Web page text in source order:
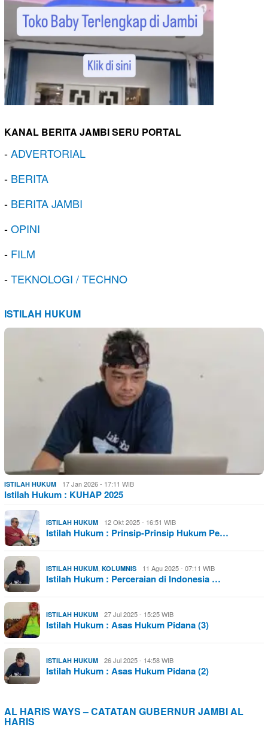
KANAL BERITA JAMBI SERU PORTAL
-ADVERTORIAL
- BERITA
- BERITA JAMBI
-OPINI
- FILM
-TEKNOLOGI / TECHNO
ISTILAH HUKUM
ISTILAH HUKUM 17 Jan 2026 - 17:11 WIB
Istilah Hukum : KUHAP 2025
ISTILAH HUKUM 12 Okt 2025 - 16:51 WIB
Istilah Hukum : Prinsip-Prinsip Hukum Pe…
ISTILAH HUKUM KOLUMNIS 11 Agu 2025 - 07:11 WIB
Istilah Hukum : Perceraian di Indonesia …
ISTILAH HUKUM 27 Jul 2025 - 15:25 WIB
Istilah Hukum : Asas Hukum Pidana (3)
ISTILAH HUKUM 26 Jul 2025 - 14:58 WIB
Istilah Hukum : Asas Hukum Pidana (2)
AL HARIS WAYS – CATATAN GUBERNUR JAMBI AL
HARIS